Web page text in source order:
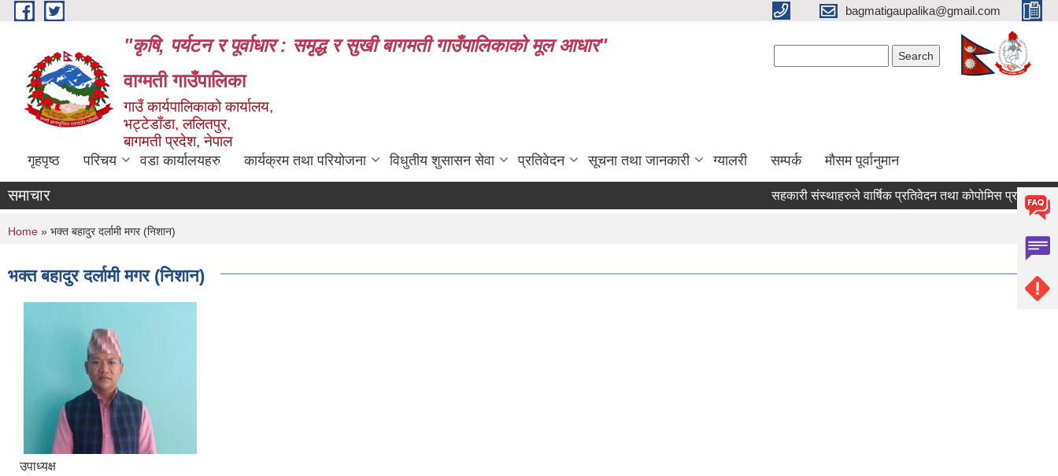
Skip to main content bagmatigaupalika@gmail.com
"कृषि, पर्यटन र पूर्वाधार : समृद्ध र सुखी बागमती गाउँपालिकाको मूल आधार"
वाग्मती गाउँपालिका
गाउँ कार्यपालिकाको कार्यालय,
भट्टेडाँडा, ललितपुर,
बागमती प्रदेश, नेपाल
गृहपृष्ठ परिचय वडा कार्यालयहरु कार्यक्रम तथा परियोजना विधुतीय शुसासन सेवा प्रतिवेदन सूचना तथा जानकारी ग्यालरी सम्पर्क मौसम पूर्वानुमान
समाचार सहकारी संस्थाहरुले वार्षिक प्रतिवेदन तथा कोपोमिस प्रणालीमा
You are here
Home » भक्त बहादुर दर्लामी मगर (निशान)
भक्त बहादुर दर्लामी मगर (निशान)
उपाध्यक्ष